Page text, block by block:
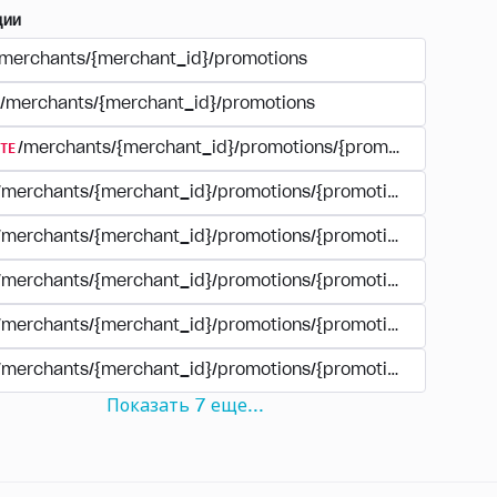
{merchant_id}/promotions
/merchants/{merchant_id}/promotions
/merchants/{merchant_id}/promotions/{promotion_id}
{merchant_id}/promotions/{promotion_id}
{merchant_id}/promotions/{promotion_id}
{merchant_id}/promotions/{promotion_id}/
{merchant_id}/promotions/{promotion_id}/
{merchant_id}/promotions/{promotion_id}/
Показать 7 еще...